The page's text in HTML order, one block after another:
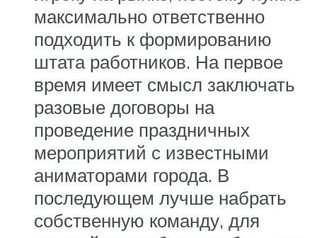
максимально ответственно
подходить к формированию
штата работников. На первое
время имеет смысл заключать
разовые договоры на
проведение праздничных
мероприятий с известными
аниматорами города. В
последующем лучше набрать
собственную команду, для